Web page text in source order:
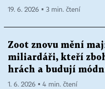
19. 6. 2026 ▪ 3 min. čtení
Zoot znovu mění
miliardáři, kteří
hrách a budují
1. 6. 2026 ▪ 4 min. čtení